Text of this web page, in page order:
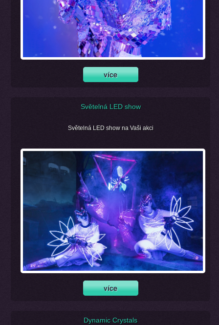
Světelná LED show
Světelná LED show na Vaši akci
Dynamic Crystals